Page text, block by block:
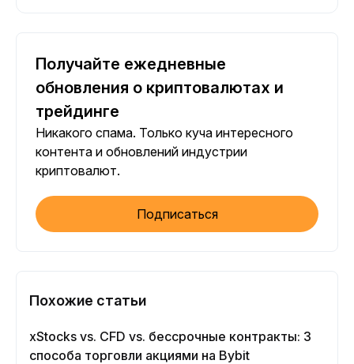
Получайте ежедневные
обновления о криптовалютах и
трейдинге
Никакого спама. Только куча интересного
контента и обновлений индустрии
криптовалют.
Подписаться
Похожие статьи
xStocks vs. CFD vs. бессрочные контракты: 3
способа торговли акциями на Bybit